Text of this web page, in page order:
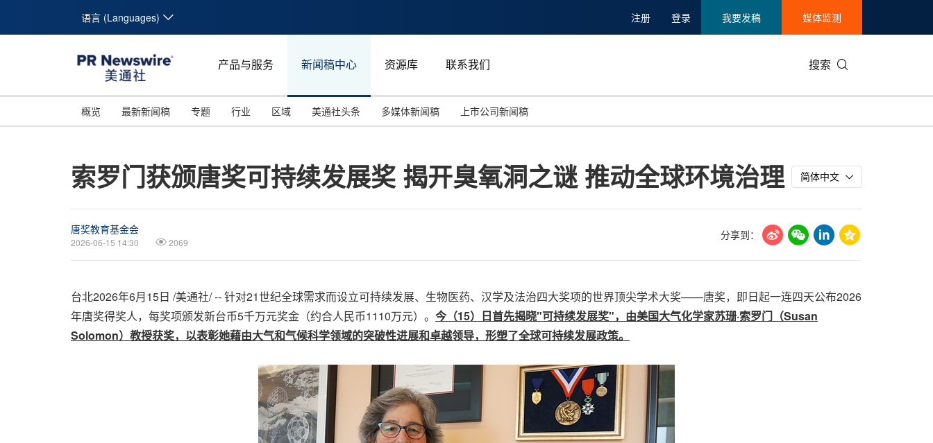
语言 (Languages) 注册 登录 我要发稿 媒体监测
产品与服务 新闻稿中心 资源库 联系我们 搜索
概览 最新新闻稿 专题
投资并购
碳中和
美国临床肿瘤学会(ASCO)
行业
能源化工与环保
娱乐时尚与艺术
区域
马来西亚
新加坡
美通社头条 多媒体新闻稿 上市公司新闻稿
索罗门获颁唐奖可持续发展奖 揭开臭氧洞之谜 推动全球环境治理 简体中文
唐奖教育基金会
2026-06-15 14:30 2069
分享到：
台北2026年6月15日 /美通社/ -- 针对21世纪全球需求而设立可持续发展、生物医药、汉学及法治四大奖项的世界顶尖学术大奖——唐奖，即日起一连四天公布2026
年唐奖得奖人，每奖项颁发新台币5千万元奖金（约合人民币1110万元）。 今（15）日首先揭晓"可持续发展奖"，由美国大气化学家苏珊·索罗门（Susan
Solomon）教授获奖，以表彰她藉由大气和气候科学领域的突破性进展和卓越领导，形塑了全球可持续发展政策。